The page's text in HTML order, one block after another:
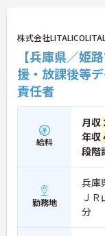
株式会社
【兵庫県／姫
援・放課後等
責任者
給料
月収
年収
段階
勤務地
兵庫
Ｊ
分